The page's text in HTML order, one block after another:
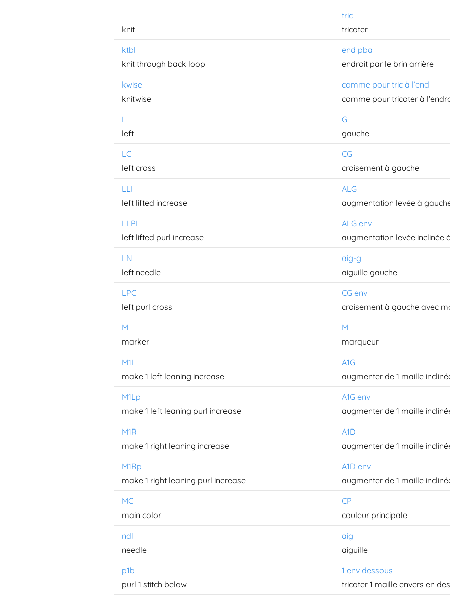
tric
knit
tricoter
ktbl
end pba
knit through back loop
endroit par le brin arrière
kwise
comme pour tric à l’end
knitwise
comme pour tricoter à
L
G
left
gauche
LC
CG
left cross
croisement à gauche
LLI
ALG
left lifted increase
augmentation levée à
LLPI
ALG env
left lifted purl increase
augmentation levée inclinée
LN
aig-g
left needle
aiguille gauche
LPC
CG env
left purl cross
croisement à gauche avec
M
M
marker
marqueur
M1L
A1G
make 1 left leaning increase
augmenter de 1 maille
M1Lp
A1G env
make 1 left leaning purl increase
augmenter de 1 maille
M1R
A1D
make 1 right leaning increase
augmenter de 1 maille
M1Rp
A1D env
make 1 right leaning purl increase
augmenter de 1 maille
MC
CP
main color
couleur principale
ndl
aig
needle
aiguille
p1b
1 env dessous
purl 1 stitch below
tricoter 1 maille envers en